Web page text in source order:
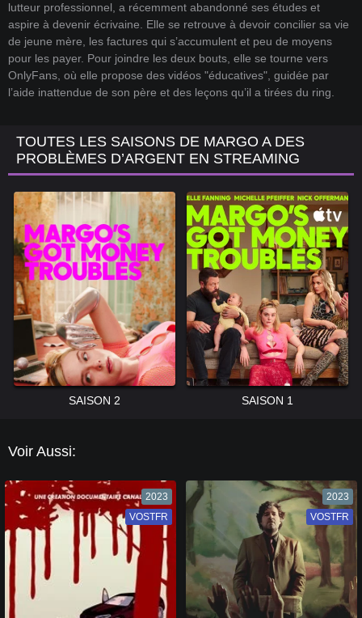
lutteur professionnel, a récemment abandonné ses études et
aspire à devenir écrivaine. Elle se retrouve à devoir concilier sa vie
de jeune mère, les factures qui s’accumulent et peu de moyens
pour les payer. Pour joindre les deux bouts, elle se tourne vers
OnlyFans, où elle propose des vidéos "éducatives", guidée par
l’aide inattendue de son père et des leçons qu’il a tirées du ring.
TOUTES LES SAISONS DE MARGO A DES
PROBLÈMES D’ARGENT EN STREAMING
SAISON 2 SAISON 1
Voir Aussi:
2023
VF
VOSTFR
2023
VF
VOSTFR